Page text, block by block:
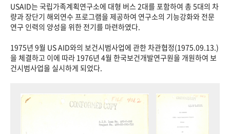
USAID는 국립가족계획연구소에 대형 버스 2대를 포함하여 총 5대의 차
량과 장단기 해외연수 프로그램을 제공하여 연구소의 기능강화와 전문
연구 인력의 양성을 위한 전기를 마련하였다.
1975년 9월 US AID와의 보건시범사업에 관한 차관협정(1975.09.13.)
을 체결하고 이에 따라 1976년 4월 한국보건개발연구원을 개원하여 보
건시범사업을 실시하게 되었다.